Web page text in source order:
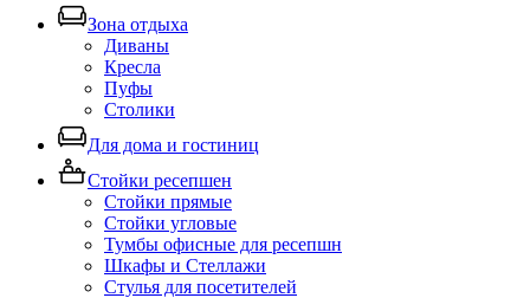
Зона отдыха
Диваны
Кресла
Пуфы
Столики
Для дома и гостиниц
Стойки ресепшен
Стойки прямые
Стойки угловые
Тумбы офисные для ресепшн
Шкафы и Стеллажи
Стулья для посетителей